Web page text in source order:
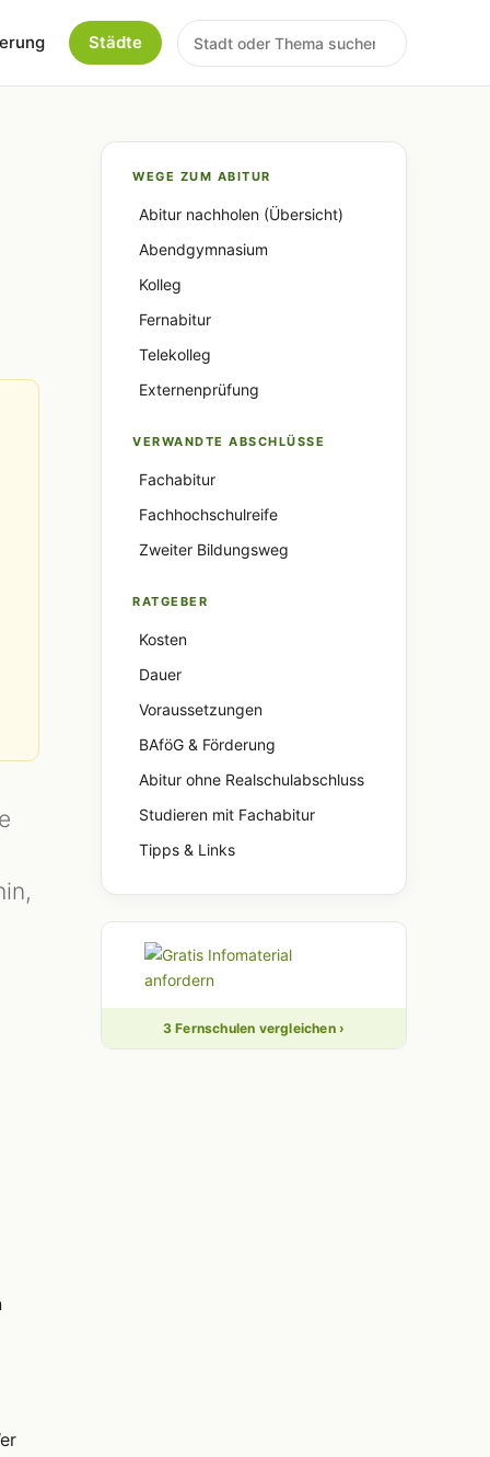
Städte
WEGE ZUM ABITUR
Abitur nachholen (Übersicht)
Abendgymnasium
Kolleg
Fernabitur
Telekolleg
Externenprüfung
VERWANDTE ABSCHLÜSSE
Fachabitur
Fachhochschulreife
Zweiter Bildungsweg
RATGEBER
Kosten
Dauer
Voraussetzungen
BAföG & Förderung
Abitur ohne Realschulabschluss
Studieren mit Fachabitur
Tipps & Links
3 Fernschulen vergleichen ›